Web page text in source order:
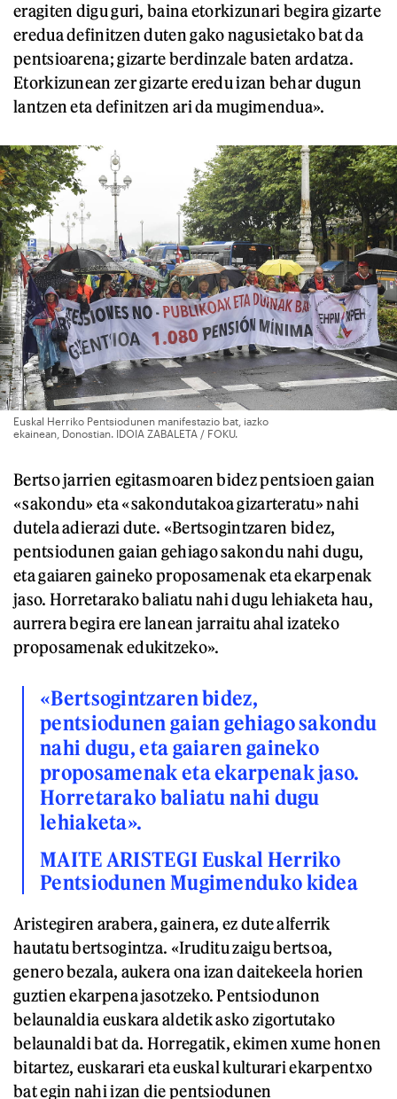
eragiten digu guri, baina etorkizunari begira gizarte
eredua definitzen duten gako nagusietako bat da
pentsioarena; gizarte berdinzale baten ardatza.
Etorkizunean zer gizarte eredu izan behar dugun
lantzen eta definitzen ari da mugimendua».
Euskal Herriko Pentsiodunen manifestazio bat, iazko
ekainean, Donostian. IDOIA ZABALETA / FOKU.
Bertso jarrien egitasmoaren bidez pentsioen gaian
«sakondu» eta «sakondutakoa gizarteratu» nahi
dutela adierazi dute. «Bertsogintzaren bidez,
pentsiodunen gaian gehiago sakondu nahi dugu,
eta gaiaren gaineko proposamenak eta ekarpenak
jaso. Horretarako baliatu nahi dugu lehiaketa hau,
aurrera begira ere lanean jarraitu ahal izateko
proposamenak edukitzeko».
«Bertsogintzaren bidez,
pentsiodunen gaian gehiago sakondu
nahi dugu, eta gaiaren gaineko
proposamenak eta ekarpenak jaso.
Horretarako baliatu nahi dugu
lehiaketa».
MAITE ARISTEGI Euskal Herriko
Pentsiodunen Mugimenduko kidea
Aristegiren arabera, gainera, ez dute alferrik
hautatu bertsogintza. «Iruditu zaigu bertsoa,
genero bezala, aukera ona izan daitekeela horien
guztien ekarpena jasotzeko. Pentsiodunon
belaunaldia euskara aldetik asko zigortutako
belaunaldi bat da. Horregatik, ekimen xume honen
bitartez, euskarari eta euskal kulturari ekarpentxo
bat egin nahi izan die pentsiodunen